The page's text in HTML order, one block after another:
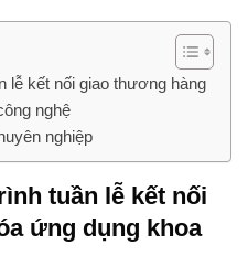
lễ kết nối giao thương hàng
nghệ
nghiệp
tuần lễ kết nối
ứng dụng khoa